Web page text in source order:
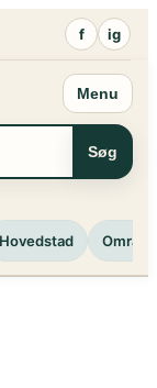
f ig
Menu
Søg
Hovedstad Område